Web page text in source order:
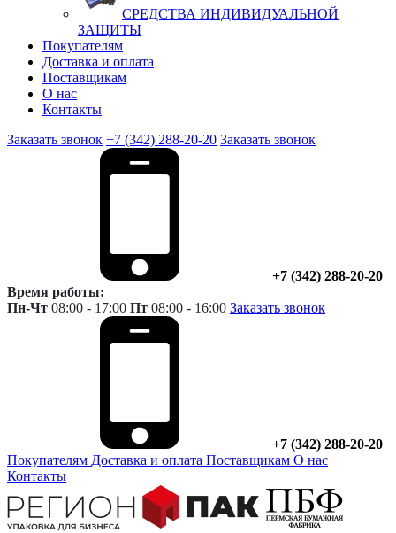
СРЕДСТВА ИНДИВИДУАЛЬНОЙ
ЗАЩИТЫ
Покупателям
Доставка и оплата
Поставщикам
О нас
Контакты
Заказать звонок +7 (342) 288-20-20 Заказать звонок
+7 (342) 288-20-20
Время работы:
Пн-Чт 08:00 - 17:00 Пт 08:00 - 16:00 Заказать звонок
+7 (342) 288-20-20
Покупателям Доставка и оплата Поставщикам О нас
Контакты